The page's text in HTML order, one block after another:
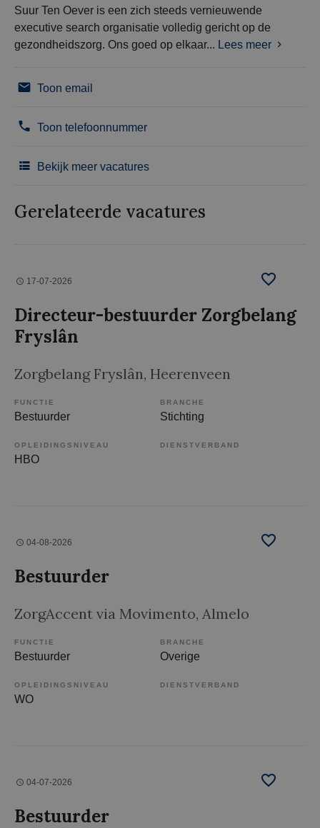
Suur Ten Oever is een zich steeds vernieuwende
executive search organisatie volledig gericht op de
gezondheidszorg. Ons goed op elkaar... Lees meer
Toon email
Toon telefoonnummer
Bekijk meer vacatures
Gerelateerde vacatures
17-07-2026
Directeur-bestuurder Zorgbelang
Fryslân
Zorgbelang Fryslân, Heerenveen
FUNCTIE
Bestuurder
BRANCHE
Stichting
OPLEIDINGSNIVEAU
HBO
DIENSTVERBAND
04-08-2026
Bestuurder
ZorgAccent via Movimento, Almelo
FUNCTIE
Bestuurder
BRANCHE
Overige
OPLEIDINGSNIVEAU
WO
DIENSTVERBAND
04-07-2026
Bestuurder